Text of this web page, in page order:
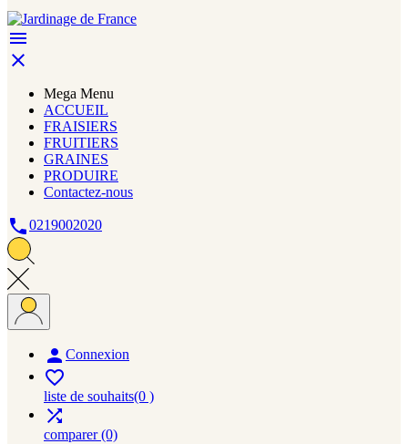


Mega Menu
ACCUEIL
FRAISIERS
FRUITIERS
GRAINES
PRODUIRE
Contactez-nous
0219002020
 Connexion

liste de souhaits(0 )

comparer(0)